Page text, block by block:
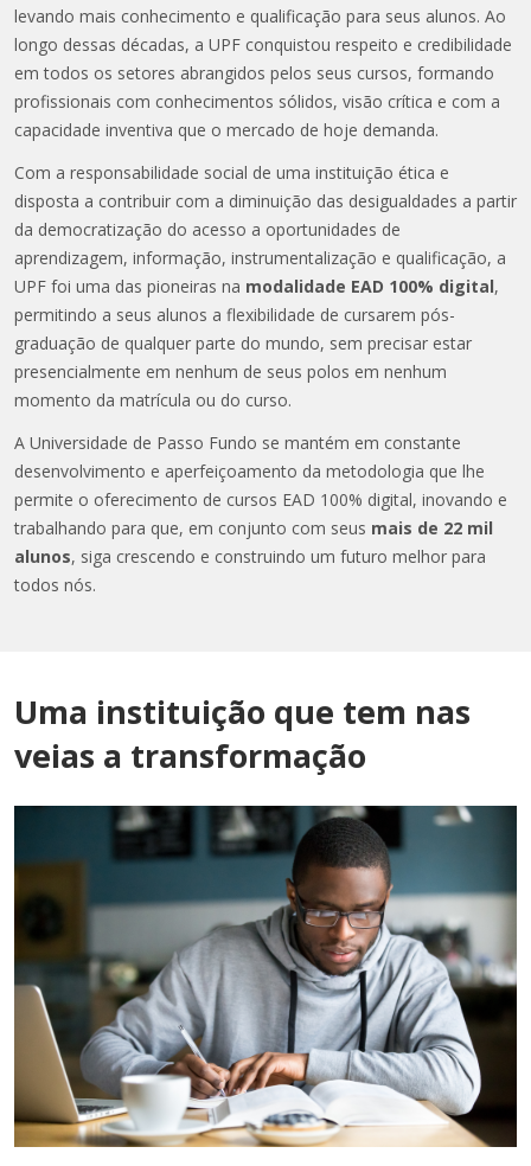
levando mais conhecimento e qualificação para seus alunos. Ao
longo dessas décadas, a UPF conquistou respeito e credibilidade
em todos os setores abrangidos pelos seus cursos, formando
profissionais com conhecimentos sólidos, visão crítica e com a
capacidade inventiva que o mercado de hoje demanda.
Com a responsabilidade social de uma instituição ética e
disposta a contribuir com a diminuição das desigualdades a partir
da democratização do acesso a oportunidades de
aprendizagem, informação, instrumentalização e qualificação, a
UPF foi uma das pioneiras na modalidade EAD 100% digital,
permitindo a seus alunos a flexibilidade de cursarem pós-
graduação de qualquer parte do mundo, sem precisar estar
presencialmente em nenhum de seus polos em nenhum
momento da matrícula ou do curso.
A Universidade de Passo Fundo se mantém em constante
desenvolvimento e aperfeiçoamento da metodologia que lhe
permite o oferecimento de cursos EAD 100% digital, inovando e
trabalhando para que, em conjunto com seus mais de 22 mil
alunos, siga crescendo e construindo um futuro melhor para
todos nós.
Uma instituição que tem nas
veias a transformação